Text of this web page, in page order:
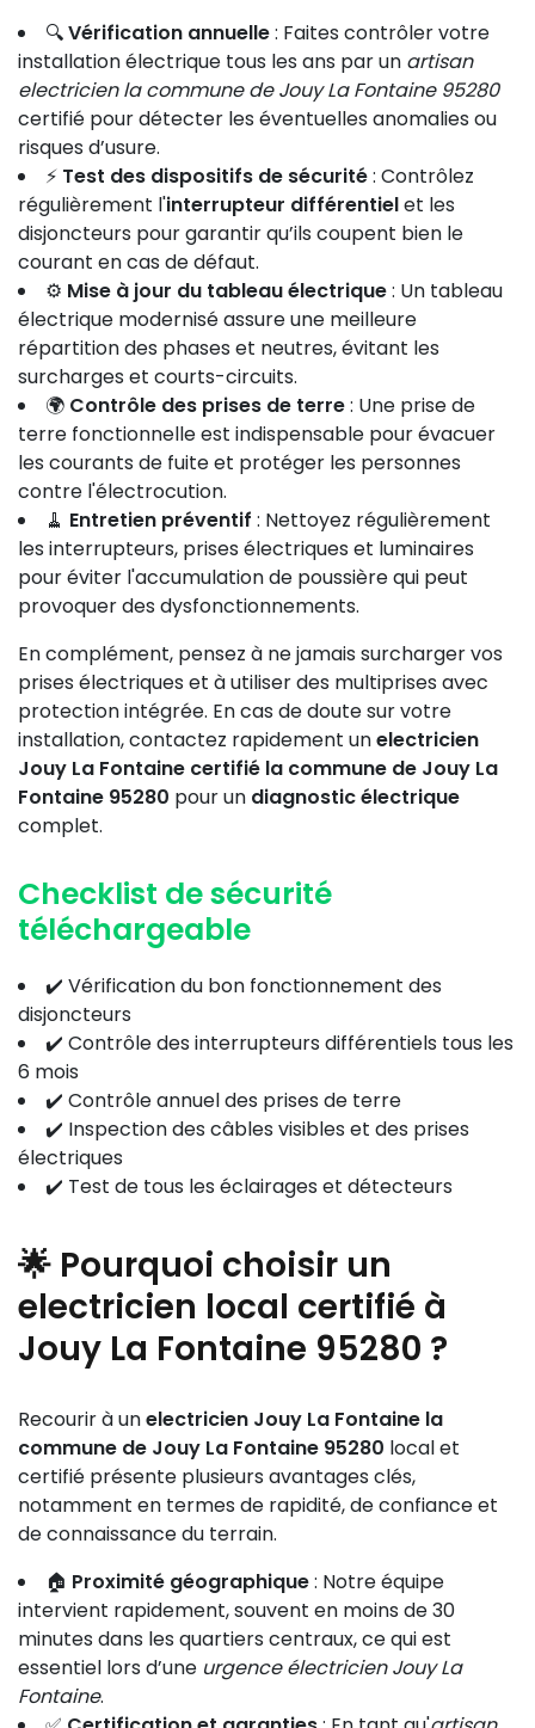
🔍Vérification annuelle: Faites contrôler votre
installation électrique tous les ans par un artisan
electricien la commune de Jouy La Fontaine 95280
certifié pour détecter les éventuelles anomalies ou
risques d’usure.
⚡ Test des dispositifs de sécurité: Contrôlez
régulièrement l'interrupteur différentielet les
disjoncteurs pour garantir qu’ils coupent bien le
courant en cas de défaut.
⚙️ Mise à jour du tableau électrique: Un tableau
électrique modernisé assure une meilleure
répartition des phases et neutres, évitant les
surcharges et courts-circuits.
🌍 Contrôle des prises de terre: Une prise de
terre fonctionnelle est indispensable pour évacuer
les courants de fuite et protéger les personnes
contre l'électrocution.
🧹 Entretien préventif : Nettoyez régulièrement
les interrupteurs, prises électriques et luminaires
pour éviter l'accumulation de poussière qui peut
provoquer des dysfonctionnements.
En complément, pensez à ne jamais surcharger vos
prises électriques et à utiliser des multiprises avec
protection intégrée. En cas de doute sur votre
installation, contactez rapidement unelectricien
Jouy La Fontaine certifié la commune de Jouy La
Fontaine 95280 pour un diagnostic électrique
complet.
Checklist de sécurité
téléchargeable
✔️ Vérification du bon fonctionnement des
disjoncteurs
✔️ Contrôle des interrupteurs différentiels tous les
6 mois
✔️ Contrôle annuel des prises de terre
✔️ Inspection des câbles visibles et des prises
électriques
✔️ Test de tous les éclairages et détecteurs
🌟 Pourquoi choisir un
electricien local certifié à
Jouy La Fontaine 95280 ?
Recourir à unelectricien Jouy La Fontaine la
commune de Jouy La Fontaine 95280 local et
certifié présente plusieurs avantages clés,
notamment en termes de rapidité, de confiance et
de connaissance du terrain.
🏠 Proximité géographique: Notre équipe
intervient rapidement, souvent en moins de 30
minutes dans les quartiers centraux, ce qui est
essentiel lors d’une urgence électricien Jouy La
Fontaine.